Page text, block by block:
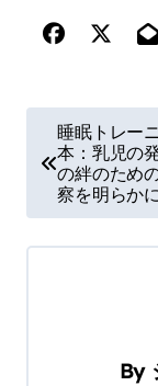
o
睡眠トレー
本：乳児の
の絆のため
察を明らか
By